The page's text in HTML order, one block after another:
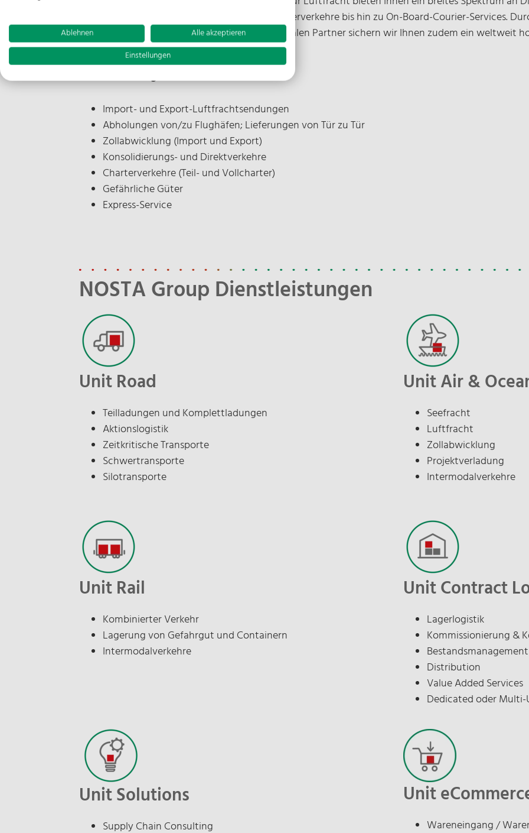
und Direktverladungen über Projekt- und Charterverkehre bis hin zu On-Board-Courier-Services.
mit namhaften Airlines sowie ausgesuchten lokalen Partner sichern wir Ihnen zudem ein weltweit
notwendigen Kapazitäten.
Unsere Leistungen:
Import- und Export-Luftfrachtsendungen
Abholungen von/zu Flughäfen; Lieferungen von Tür zu Tür
Zollabwicklung (Import und Export)
Konsolidierungs- und Direktverkehre
Charterverkehre (Teil- und Vollcharter)
Gefährliche Güter
Express-Service
NOSTA Group Dienstleistungen
Unit Road
Teilladungen und Komplettladungen
Aktionslogistik
Zeitkritische Transporte
Schwertransporte
Silotransporte
Unit Air &
Seefracht
Luftfracht
Zollabwicklung
Projektverladung
Intermodalverkehre
Unit Rail
Kombinierter Verkehr
Lagerung von Gefahrgut und Containern
Intermodalverkehre
Unit Contract
Lagerlogistik
Kommissionierung &
Bestandsmanagement
Distribution
Value Added Services
Dedicated oder
Unit Solutions
Supply Chain Consulting
Unit
Wareneingang /
Ablehnen
Alle akzeptieren
Einstellungen